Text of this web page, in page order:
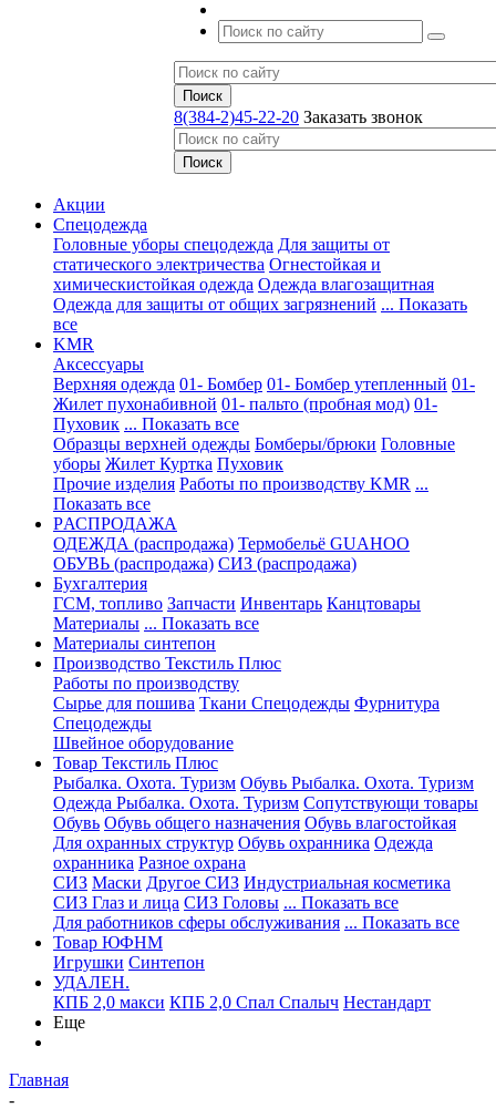
8(384-2)45-22-20 Заказать звонок
Акции
Спецодежда
Головные уборы спецодежда Для защиты от
статического электричества Огнестойкая и
химическистойкая одежда Одежда влагозащитная
Одежда для защиты от общих загрязнений ... Показать
все
KMR
Аксессуары
Верхняя одежда 01- Бомбер 01- Бомбер утепленный 01-
Жилет пухонабивной 01- пальто (пробная мод) 01-
Пуховик ... Показать все
Образцы верхней одежды Бомберы/брюки Головные
уборы Жилет Куртка Пуховик
Прочие изделия Работы по производству KMR ...
Показать все
PАСПРОДАЖА
ОДЕЖДА (распродажа) Термобельё GUAHOO
ОБУВЬ (распродажа) СИЗ (распродажа)
Бухгалтерия
ГСМ, топливо Запчасти Инвентарь Канцтовары
Материалы ... Показать все
Материалы синтепон
Производство Текстиль Плюс
Работы по производству
Сырье для пошива Ткани Спецодежды Фурнитура
Спецодежды
Швейное оборудование
Товар Текстиль Плюс
Рыбалка. Охота. Туризм Обувь Рыбалка. Охота. Туризм
Одежда Рыбалка. Охота. Туризм Сопутствующи товары
Обувь Обувь общего назначения Обувь влагостойкая
Для охранных структур Обувь охранника Одежда
охранника Разное охрана
СИЗ Маски Другое СИЗ Индустриальная косметика
СИЗ Глаз и лица СИЗ Головы ... Показать все
Для работников сферы обслуживания ... Показать все
Товар ЮФНМ
Игрушки Синтепон
УДАЛЕН.
КПБ 2,0 макси КПБ 2,0 Спал Спалыч Нестандарт
Еще
Главная
-